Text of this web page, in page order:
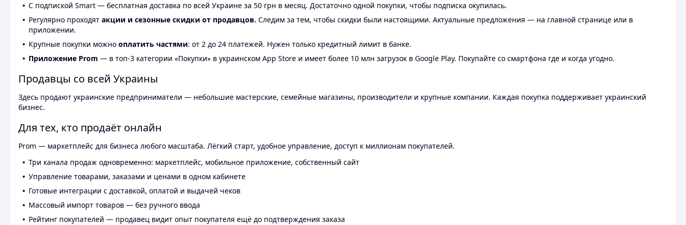
С подпиской Smart — бесплатная доставка по всей Украине за 50 грн в месяц. Достаточно одной покупки, чтобы подписка окупилась.
Регулярно проходят акции и сезонные скидки от продавцов. Следим за тем, чтобы скидки были настоящими. Актуальные предложения — на главной странице или в
приложении.
Крупные покупки можно оплатить частями: от 2 до 24 платежей. Нужен только кредитный лимит в банке.
Приложение Prom — в топ-3 категории «Покупки» в украинском App Store и имеет более 10 млн загрузок в Google Play. Покупайте со смартфона где и когда угодно.
Продавцы со всей Украины
Здесь продают украинские предприниматели — небольшие мастерские, семейные магазины, производители и крупные компании. Каждая покупка поддерживает украинский
бизнес.
Для тех, кто продаёт онлайн
Prom — маркетплейс для бизнеса любого масштаба. Лёгкий старт, удобное управление, доступ к миллионам покупателей.
Три канала продаж одновременно: маркетплейс, мобильное приложение, собственный сайт
Управление товарами, заказами и ценами в одном кабинете
Готовые интеграции с доставкой, оплатой и выдачей чеков
Массовый импорт товаров — без ручного ввода
Рейтинг покупателей — продавец видит опыт покупателя ещё до подтверждения заказа